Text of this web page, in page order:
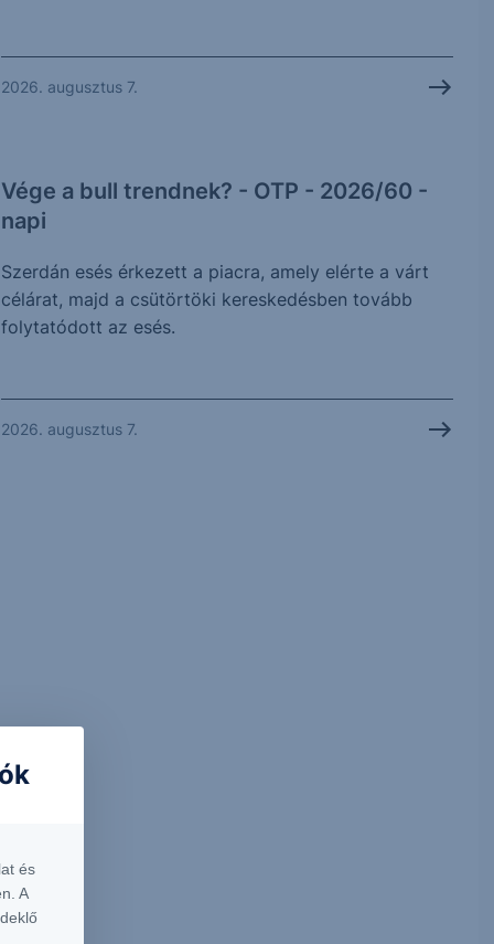
2026. augusztus 7.
Vége a bull trendnek? - OTP - 2026/60 -
napi
Szerdán esés érkezett a piacra, amely elérte a várt
célárat, majd a csütörtöki kereskedésben tovább
folytatódott az esés.
2026. augusztus 7.
és
A